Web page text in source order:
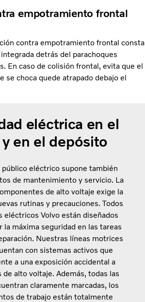
empotramiento frontal
contra empotramiento frontal consta
detrás del parachoques
En caso de colisión frontal, evita que el
se choca quede atrapado debajo el
eléctrica en el
en el depósito
eléctrico supone también
de mantenimiento y servicio. La
de alto voltaje exige la
rutinas y precauciones. Todos
eléctricos Volvo están diseñados
la máxima seguridad en las tareas
Nuestras líneas motrices
con sistemas activos que
a una exposición accidental a
alto voltaje. Además, todas las
claramente marcadas, los
de trabajo están totalmente